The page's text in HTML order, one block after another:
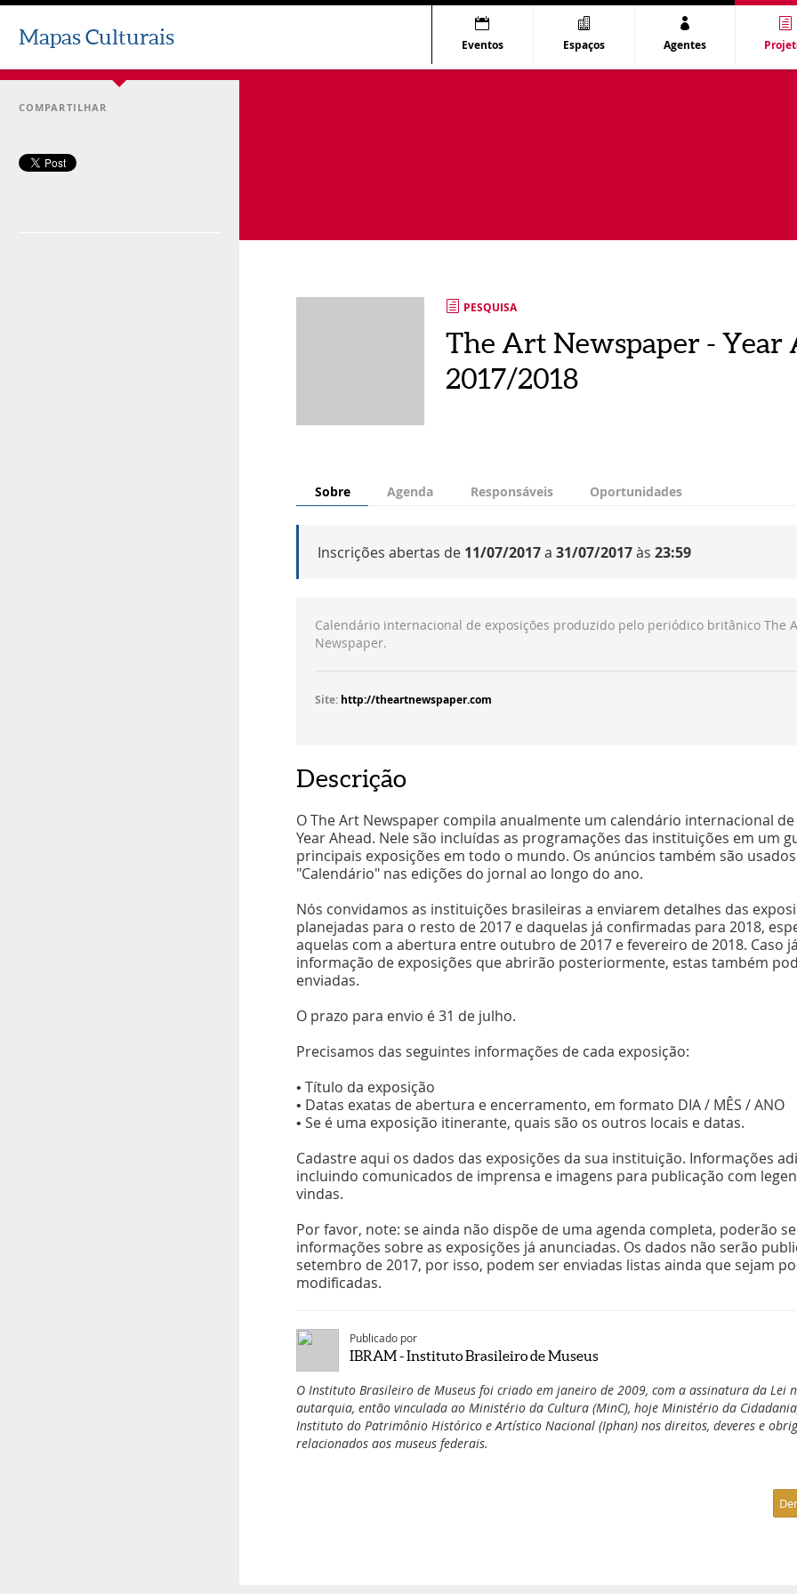
Mapas Culturais Eventos Espaços Agentes
PESQUISA
The Art Newspaper - Year
2017/2018
Sobre Agenda Responsáveis Oportunidades
Inscrições abertas de 11/07/2017a 31/07/2017às 23:59
Calendário internacional de exposições produzido pelo periódico britânico The
Newspaper.
Site: http://theartnewspaper.com
Descrição
O The Art Newspaper compila anualmente um calendário internacional
Year Ahead. Nele são incluídas as programações das instituições em um
principais exposições em todo o mundo. Os anúncios também são
"Calendário" nas edições do jornal ao longo do ano.
Nós convidamos as instituições brasileiras a enviarem detalhes das
planejadas para o resto de 2017 e daquelas já confirmadas para 2018,
aquelas com a abertura entre outubro de 2017 e fevereiro de 2018. Caso
informação de exposições que abrirão posteriormente, estas também
enviadas.
O prazo para envio é 31 de julho.
Precisamos das seguintes informações de cada exposição:
• Título da exposição
• Datas exatas de abertura e encerramento, em formato DIA / MÊS / ANO
• Se é uma exposição itinerante, quais são os outros locais e datas.
Cadastre aqui os dados das exposições da sua instituição. Informações
incluindo comunicados de imprensa e imagens para publicação com
vindas.
Por favor, note: se ainda não dispõe de uma agenda completa, poderão
informações sobre as exposições já anunciadas. Os dados não serão
setembro de 2017, por isso, podem ser enviadas listas ainda que sejam
modificadas.
Publicado por
IBRAM - Instituto Brasileiro de Museus
O Instituto Brasileiro de Museus foi criado em janeiro de 2009, com a assinatura da Lei
autarquia, então vinculada ao Ministério da Cultura (MinC), hoje Ministério da
Instituto do Patrimônio Histórico e Artístico Nacional (Iphan) nos direitos, deveres e
relacionados aos museus federais.
COMPARTILHAR